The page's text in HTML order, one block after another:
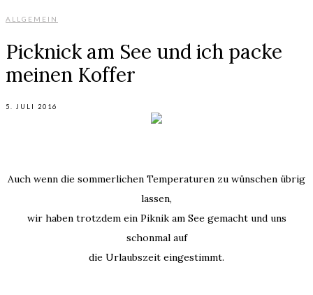
ALLGEMEIN
Picknick am See und ich packe
meinen Koffer
5. JULI 2016
Auch wenn die sommerlichen Temperaturen zu wünschen übrig
lassen,
wir haben trotzdem ein Piknik am See gemacht und uns
schonmal auf
die Urlaubszeit eingestimmt.